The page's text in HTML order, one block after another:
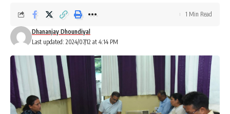
Last updated: 2024/07/12 at 4:14 PM
Dhananjay Dhoundiyal
1 Min Read